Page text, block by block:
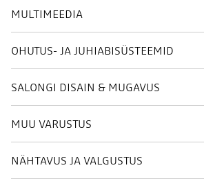
MULTIMEEDIA
OHUTUS- JA JUHIABISÜSTEEMID
SALONGI DISAIN & MUGAVUS
MUU VARUSTUS
NÄHTAVUS JA VALGUSTUS